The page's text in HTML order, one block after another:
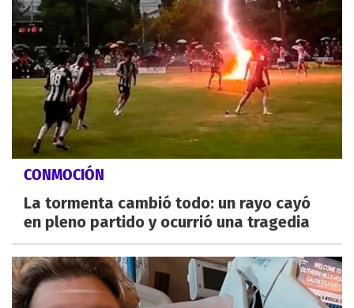
CONMOCIÓN
La tormenta cambió todo: un rayo cayó
en pleno partido y ocurrió una tragedia